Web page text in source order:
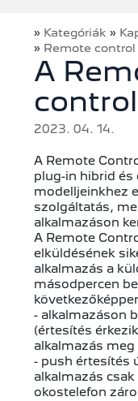
» Kategóriák »
» Remote control
A
2023. 04. 14.
A Remote
plug-in hibrid és
modelljeinkhez
szolgáltatás,
alkalmazáson
A Remote
elküldésének
alkalmazás a
másodpercen
- alkalmazáson
(értesítés
alkalmazás
- push értesítés
alkalmazás
okostelefon